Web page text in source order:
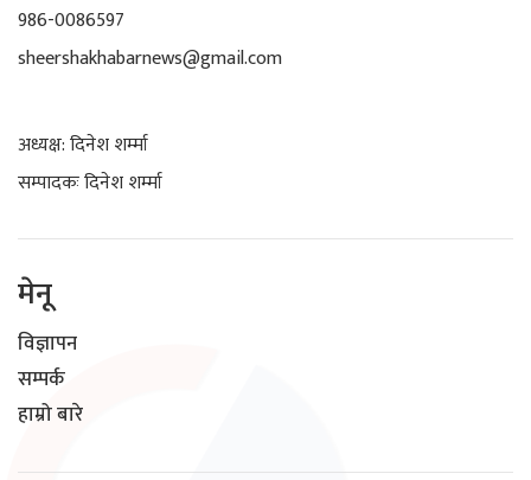
986-0086597
sheershakhabarnews@gmail.com
अध्यक्ष: दिनेश शर्म्मा
सम्पादकः दिनेश शर्म्मा
मेनू
विज्ञापन
सम्पर्क
हाम्रो बारे